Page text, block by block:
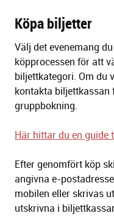
Köpa biljetter
Välj det evenemang
köpprocessen för att
biljettkategori. Om du
kontakta biljettkassan
gruppbokning.
Här hittar du en guide
Efter genomfört köp
angivna e-
mobilen eller skrivas
utskrivna i